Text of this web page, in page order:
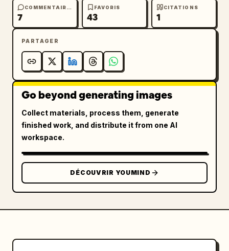
portant un costume bleu, une chemise blanche,
une cravate violette et un petit badge
6. Dossier de documents jaune contenant des
papiers, un papier portant visiblement
l'étiquette 「合同」, sur un cercle jaune
pâle.
7. Boîte cadeau rouge avec ruban et nœud
8. Feuille de document vert menthe avec
lignes de liste de contrôle, un onglet
portant visiblement l'étiquette 「摘要」, sur
un cercle vert pâle.
Personnalisation : L'ensemble d'icônes doit
représenter
est inclus.
COMMENTAIRES
7
FAVORIS
43
CITATIONS
1
PARTAGER
Go beyond generating images
Collect materials, process them, generate
finished work, and distribute it from one AI
workspace.
DÉCOUVRIR YOUMIND